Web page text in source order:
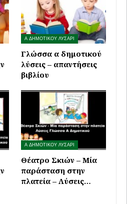
Α ΔΗΜΟΤΙΚΟΥ ΛΥΣΑΡΙ
Γλώσσα α δημοτικού
λύσεις – απαντήσεις
βιβλίου
Α ΔΗΜΟΤΙΚΟΥ ΛΥΣΑΡΙ
Θέατρο Σκιών – Μία
παράσταση στην
πλατεία – Λύσεις…